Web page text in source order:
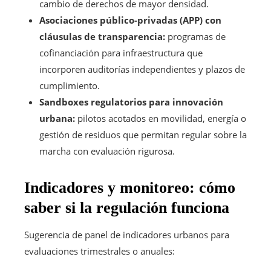
cambio de derechos de mayor densidad.
Asociaciones público-privadas (APP) con
cláusulas de transparencia: programas de
cofinanciación para infraestructura que
incorporen auditorías independientes y plazos de
cumplimiento.
Sandboxes regulatorios para innovación
urbana: pilotos acotados en movilidad, energía o
gestión de residuos que permitan regular sobre la
marcha con evaluación rigurosa.
Indicadores y monitoreo: cómo
saber si la regulación funciona
Sugerencia de panel de indicadores urbanos para
evaluaciones trimestrales o anuales: